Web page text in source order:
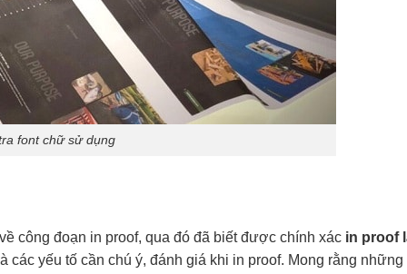
font chữ sử dụng
công đoạn in proof, qua đó đã biết được chính xác in proof
các yếu tố cần chú ý, đánh giá khi in proof. Mong rằng những